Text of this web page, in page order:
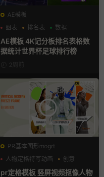
AE模板
图表
排名表 数据
AE模板 4K记分板排名表格数
据统计世界杯足球排行榜
2周前
PR基本图形mogrt
人物定格特写动画
创意
动态海报
pr定格模板 竖屏视频抠像人物